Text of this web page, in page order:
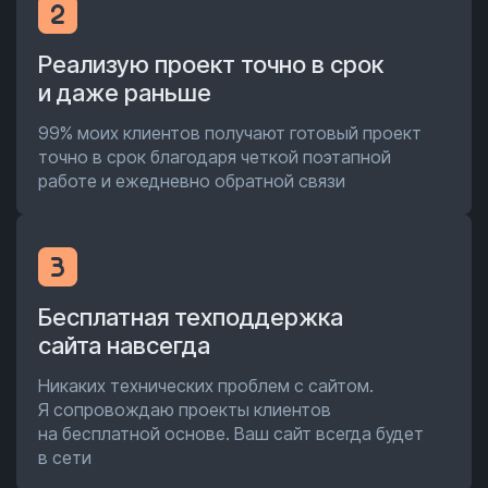
Реализую проект точно в срок
и даже раньше
99% моих клиентов получают готовый проект
точно в срок благодаря четкой поэтапной
работе и ежедневно обратной связи
Бесплатная техподдержка
сайта навсегда
Никаких технических проблем с сайтом.
Я сопровождаю проекты клиентов
на бесплатной основе. Ваш сайт всегда будет
в сети